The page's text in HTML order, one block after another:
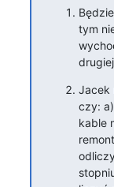
tym
Jacek
czy:
kable